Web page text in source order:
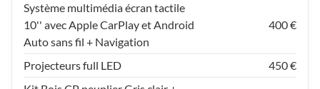
Système multimédia écran tactile
10'' avec Apple CarPlay et Android
Auto sans fil + Navigation
400 €
Projecteurs full LED
450 €